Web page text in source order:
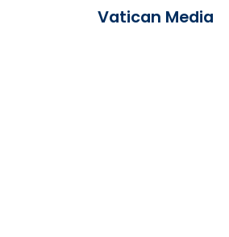
Vatican Media